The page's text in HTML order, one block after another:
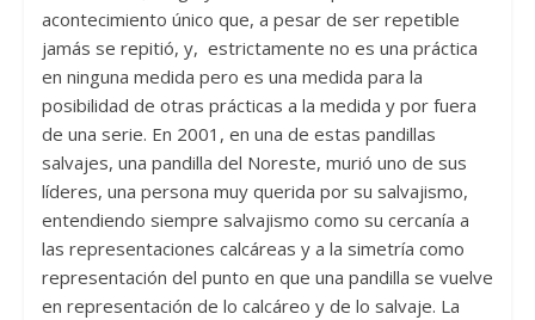
acontecimiento único que, a pesar de ser repetible
jamás se repitió, y, estrictamente no es una práctica
en ninguna medida pero es una medida para la
posibilidad de otras prácticas a la medida y por fuera
de una serie. En 2001, en una de estas pandillas
salvajes, una pandilla del Noreste, murió uno de sus
líderes, una persona muy querida por su salvajismo,
entendiendo siempre salvajismo como su cercanía a
las representaciones calcáreas y a la simetría como
representación del punto en que una pandilla se vuelve
en representación de lo calcáreo y de lo salvaje. La